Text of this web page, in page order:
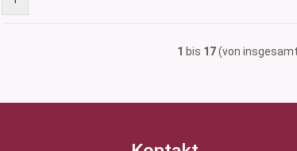
1 bis 17(von insgesamt